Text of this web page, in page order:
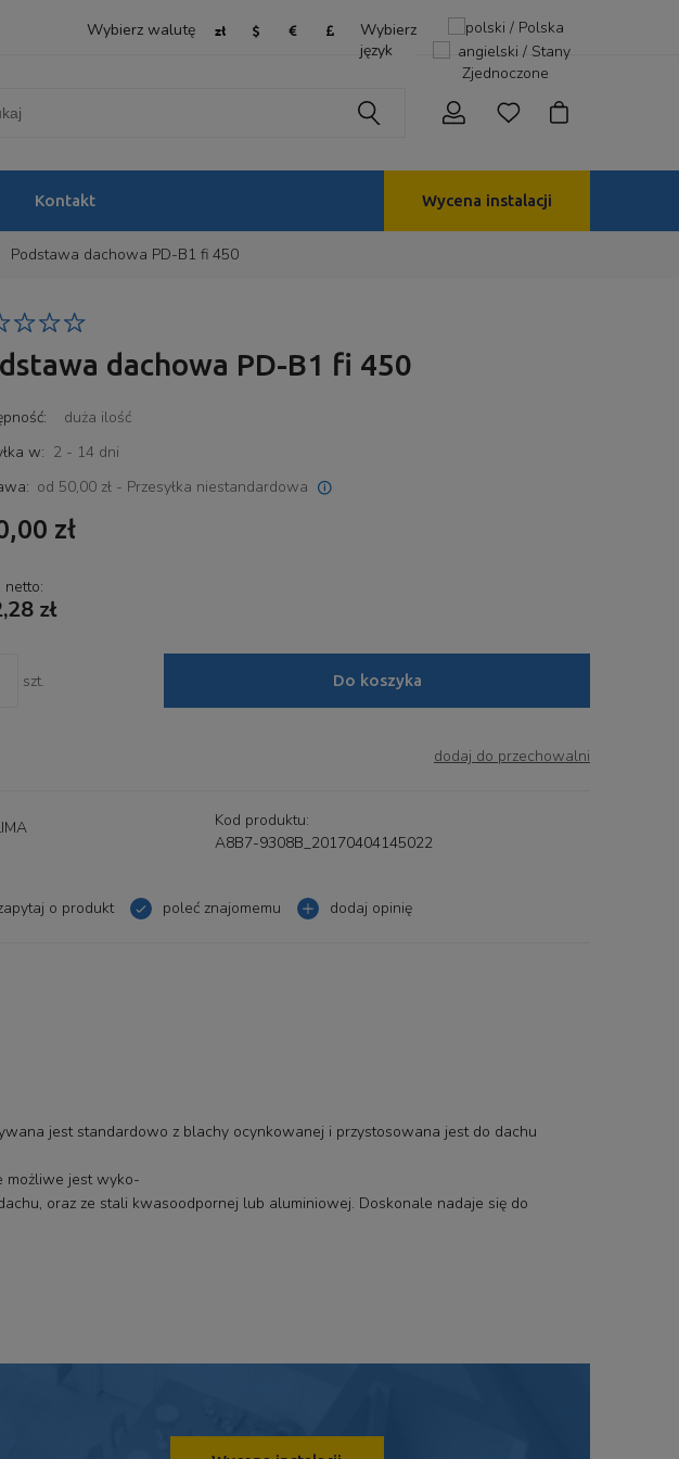
Wybierz walutę
Wybierz
język
Kontakt Wycena instalacji
Podstawa dachowa PD-B1 fi 450
dachowa PD-B1 fi 450
duża ilość
w: 2 - 14 dni
od 50,00 zł - Przesyłka niestandardowa
Cena nie zawiera ewentualnych kosztów
zł
netto:
zł
szt. Do koszyka
dodaj do przechowalni
Kod produktu:
A8B7-9308B_20170404145022
o produkt poleć znajomemu dodaj opinię
jest standardowo z blachy ocynkowanej i przystosowana jest do dachu
możliwe jest wyko-
oraz ze stali kwasoodpornej lub aluminiowej. Doskonale nadaje się do